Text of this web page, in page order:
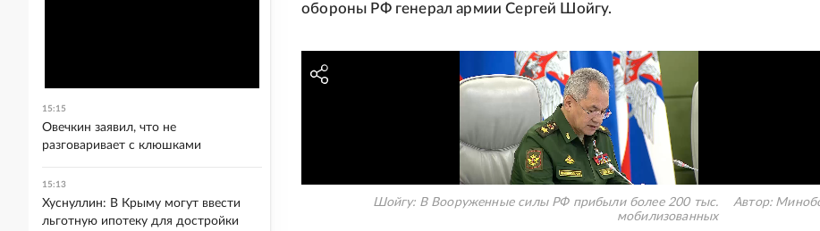
обороны РФ генерал армии Сергей Шойгу.
Шойгу: В Вооруженные силы РФ прибыли более 200 тыс.
мобилизованных
Автор:
15:15
Овечкин заявил, что не
разговаривает с клюшками
15:13
Хуснуллин: В Крыму могут ввести
льготную ипотеку для достройки